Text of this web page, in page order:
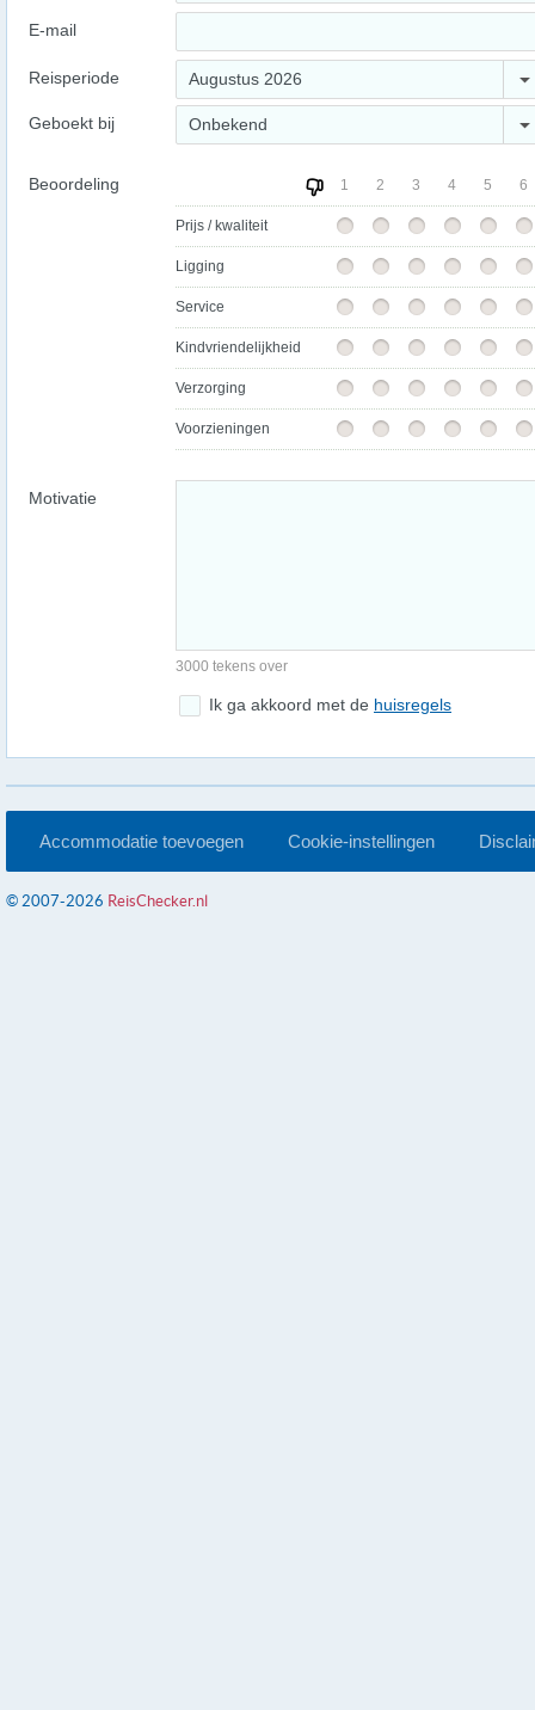
E-mail
Reisperiode Augustus 2026
Geboekt bij Onbekend
Beoordeling 1 2 3 4 5 6
Prijs / kwaliteit
Ligging
Service
Kindvriendelijkheid
Verzorging
Voorzieningen
Motivatie
3000 tekens over
Ik ga akkoord met de huisregels
Accommodatie toevoegen Cookie-instellingen
© 2007-2026 ReisChecker.nl